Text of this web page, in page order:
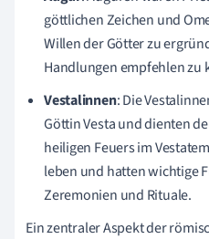
göttlichen Zeichen und
Willen der Götter zu
Handlungen empfehlen zu
Vestalinnen: Die
Göttin Vesta und dienten
heiligen Feuers im
leben und hatten wichtige
Zeremonien und Rituale.
Ein zentraler Aspekt der